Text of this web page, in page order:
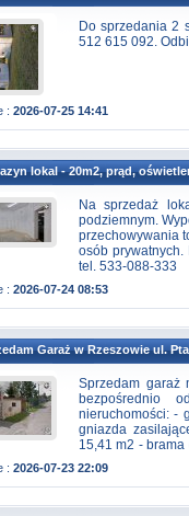
Do sprzedania 2
512 615 092.
: 2026-07-25 14:41
lokal - 20m2, prąd,
Na sprzedaż
podziemnym.
przechowywania
osób prywatnych.
tel. 533-088-333
: 2026-07-24 08:53
Garaż w Rzeszowie ul.
Sprzedam garaż
bezpośrednio
nieruchomości: -
gniazda
15,41 m2 - brama
teren tylko dla
(Budynki
100 000 zł (do
: 2026-07-23 22:09